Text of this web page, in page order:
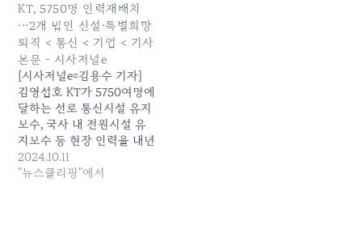
e.com/news/articleView.html
KT, 5750명 인력재배치
···2개 법인 신설·특별희망
퇴직 < 통신 < 기업 < 기사
본문 - 시사저널e
[시사저널e=김용수 기자]
김영섭호 KT가 5750여명에
달하는 선로 통신시설 유지
보수, 국사 내 전원시설 유
지보수 등 현장 인력을 내년
신설할 자회사로 전출하거
— 사이트 계속 읽기:
2024.10.11
"뉴스클리핑"에서